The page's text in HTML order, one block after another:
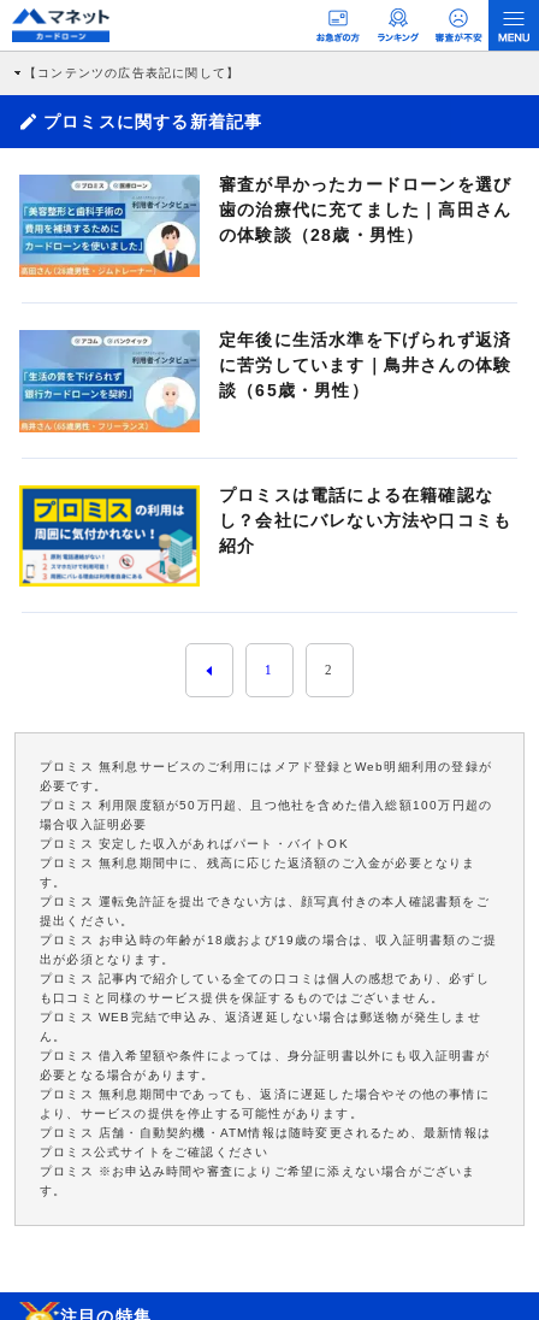
【コンテンツの広告表記に関して】
す。 これらの広告を経由して読者が企業ホームページを訪れ、成約が発生すると弊
社に対して企業から紹介報酬が支払われるという収益モデルです。 ただし、特定の
商品を根拠なくPRするものではなく、当編集部の調査／ユーザーへの口コミ収集な
>提携企業一覧
プロミスに関する新着記事
審査が早かったカードローンを選び
歯の治療代に充てました｜高田さん
の体験談（28歳・男性）
定年後に生活水準を下げられず返済
に苦労しています｜鳥井さんの体験
談（65歳・男性）
プロミスは電話による在籍確認な
し？会社にバレない方法や口コミも
紹介
1 2
プロミス 無利息サービスのご利用にはメアド登録とWeb明細利用の登録が
必要です。
プロミス 利用限度額が50万円超、且つ他社を含めた借入総額100万円超の
場合収入証明必要
プロミス 安定した収入があればパート・バイトOK
プロミス 無利息期間中に、残高に応じた返済額のご入金が必要となりま
す。
プロミス 運転免許証を提出できない方は、顔写真付きの本人確認書類をご
提出ください。
プロミス お申込時の年齢が18歳および19歳の場合は、収入証明書類のご提
出が必須となります。
プロミス 記事内で紹介している全ての口コミは個人の感想であり、必ずし
も口コミと同様のサービス提供を保証するものではございません。
プロミス WEB完結で申込み、返済遅延しない場合は郵送物が発生しませ
ん。
プロミス 借入希望額や条件によっては、身分証明書以外にも収入証明書が
必要となる場合があります。
プロミス 無利息期間中であっても、返済に遅延した場合やその他の事情に
より、サービスの提供を停止する可能性があります。
プロミス 店舗・自動契約機・ATM情報は随時変更されるため、最新情報は
プロミス公式サイトをご確認ください
プロミス ※お申込み時間や審査によりご希望に添えない場合がございま
す。